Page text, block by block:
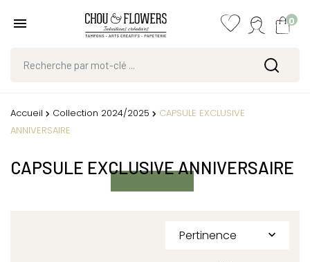
0
Accueil Collection 2024/2025
CAPSULE EXCLUSIVE
ANNIVERSAIRE
CAPSULE EXCLUSIVE ANNIVERSAIRE
Pertinence 